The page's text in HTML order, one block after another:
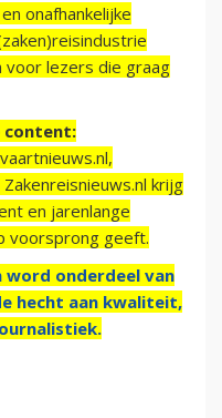
onafhankelijke
voor lezers die graag
content:
krijg
en jarenlange
voorsprong geeft.
word onderdeel van
hecht aan kwaliteit,